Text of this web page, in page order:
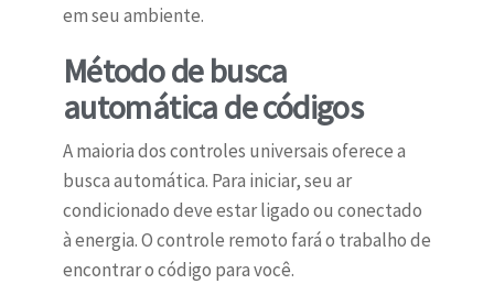
em seu ambiente.
Método de busca
automática de códigos
A maioria dos controles universais oferece a
busca automática. Para iniciar, seu ar
condicionado deve estar ligado ou conectado
à energia. O controle remoto fará o trabalho de
encontrar o código para você.